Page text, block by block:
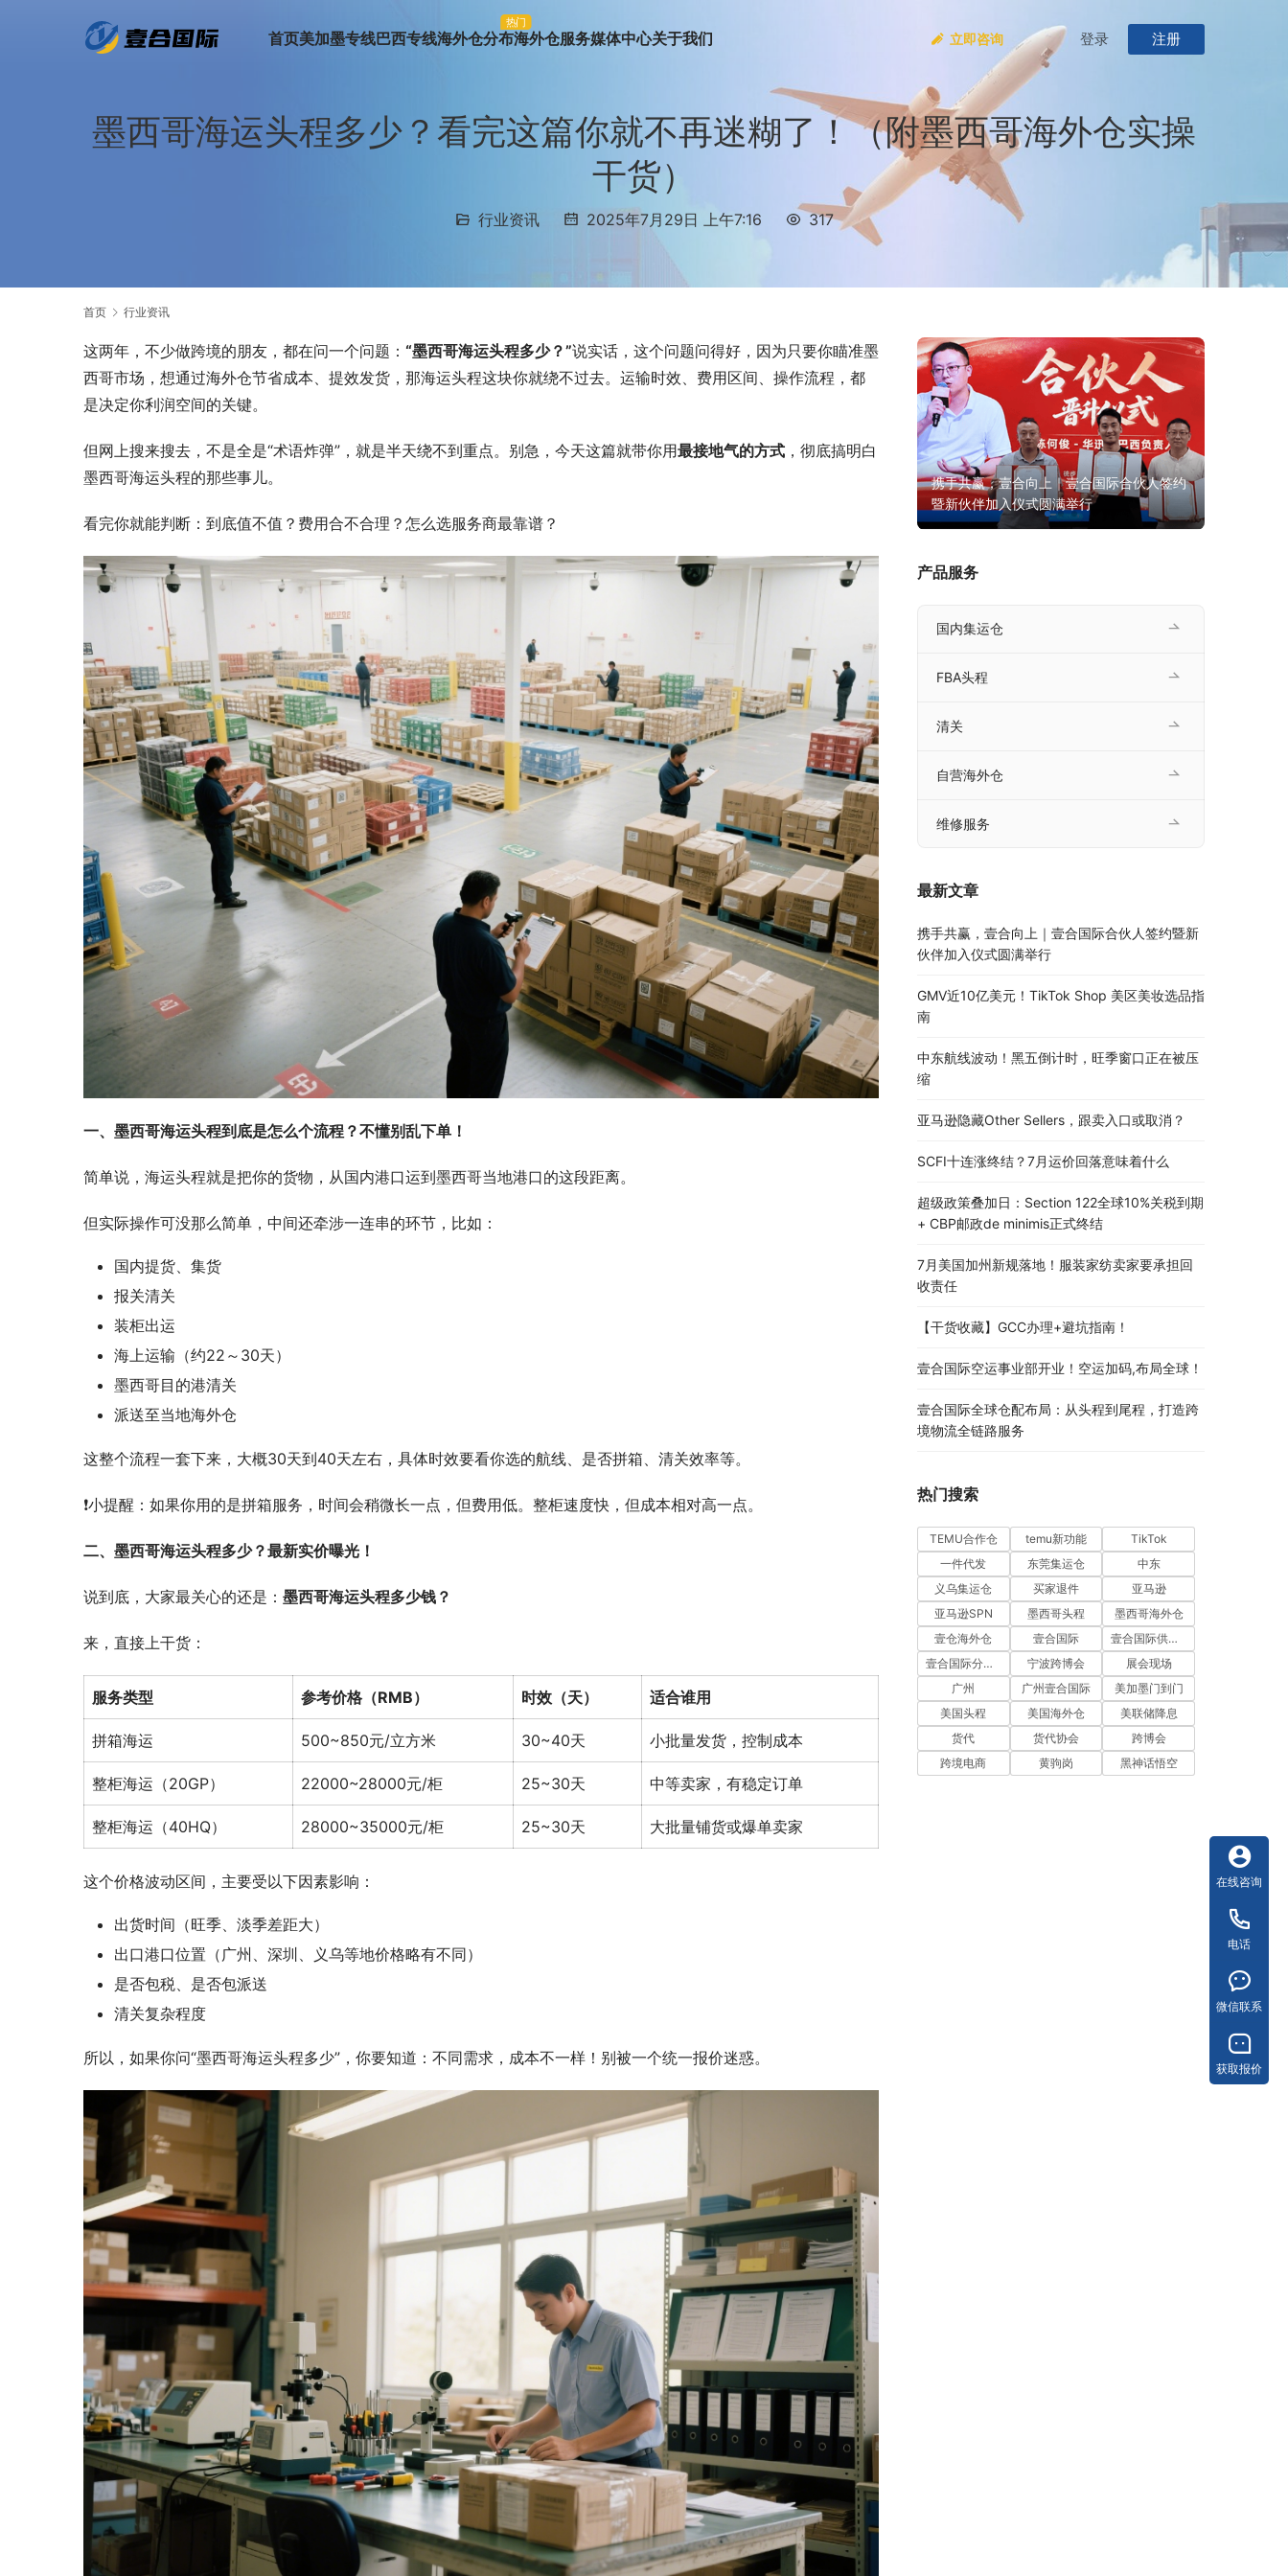
首页美加墨专线巴西专线海外仓分布
热门
海外仓服务媒体中心关于我们 立即咨询 登录 注册
墨西哥海运头程多少？看完这篇你就不再迷糊了！（附墨西哥海外仓实操
干货）
行业资讯 2025年7月29日 上午7:16 317
首页 行业资讯
这两年，不少做跨境的朋友，都在问一个问题： “墨西哥海运头程多少？”说实话，这个问题问得好，因为只要你瞄准墨
西哥市场，想通过海外仓节省成本、提效发货，那海运头程这块你就绕不过去。运输时效、费用区间、操作流程，都
是决定你利润空间的关键。
但网上搜来搜去，不是全是“术语炸弹”，就是半天绕不到重点。别急，今天这篇就带你用最接地气的方式 ，彻底搞明白
墨西哥海运头程的那些事儿。
看完你就能判断：到底值不值？费用合不合理？怎么选服务商最靠谱？
一、墨西哥海运头程到底是怎么个流程？不懂别乱下单！
简单说，海运头程就是把你的货物，从国内港口运到墨西哥当地港口的这段距离。
但实际操作可没那么简单，中间还牵涉一连串的环节，比如：
国内提货、集货
报关清关
装柜出运
海上运输（约22～30天）
墨西哥目的港清关
派送至当地海外仓
这整个流程一套下来，大概30天到40天左右，具体时效要看你选的航线、是否拼箱、清关效率等。
❗小提醒：如果你用的是拼箱服务，时间会稍微长一点，但费用低。整柜速度快，但成本相对高一点。
二、墨西哥海运头程多少？最新实价曝光！
说到底，大家最关心的还是： 墨西哥海运头程多少钱？
来，直接上干货：
服务类型 参考价格（RMB） 时效（天） 适合谁用
拼箱海运 500~850元/立方米 30~40天 小批量发货，控制成本
整柜海运（20GP） 22000~28000元/柜 25~30天 中等卖家，有稳定订单
整柜海运（40HQ） 28000~35000元/柜 25~30天 大批量铺货或爆单卖家
这个价格波动区间，主要受以下因素影响：
出货时间（旺季、淡季差距大）
出口港口位置（广州、深圳、义乌等地价格略有不同）
是否包税、是否包派送
清关复杂程度
所以，如果你问“墨西哥海运头程多少”，你要知道：不同需求，成本不一样！别被一个统一报价迷惑。
携手共赢，壹合向上｜壹合国际合伙人签约
暨新伙伴加入仪式圆满举行
产品服务
国内集运仓
FBA头程
清关
自营海外仓
维修服务
最新文章
携手共赢，壹合向上｜壹合国际合伙人签约暨新
伙伴加入仪式圆满举行
GMV近10亿美元！TikTok Shop 美区美妆选品指
南
中东航线波动！黑五倒计时，旺季窗口正在被压
缩
亚马逊隐藏Other Sellers，跟卖入口或取消？
SCFI十连涨终结？7月运价回落意味着什么
超级政策叠加日：Section 122全球10%关税到期
+ CBP邮政de minimis正式终结
7月美国加州新规落地！服装家纺卖家要承担回
收责任
【干货收藏】GCC办理+避坑指南！
壹合国际空运事业部开业！空运加码,布局全球！
壹合国际全球仓配布局：从头程到尾程，打造跨
境物流全链路服务
热门搜索
TEMU合作仓 temu新功能
TikTok
一件代发
东莞集运仓
中东
义乌集运仓
买家退件
亚马逊
亚马逊SPN
墨西哥头程
墨西哥海外仓
壹仓海外仓
壹合国际
壹合国际供应链
壹合国际分公司开业
宁波跨博会
展会现场
广州
广州壹合国际
美加墨门到门
美国头程
美国海外仓
美联储降息
货代
货代协会
跨博会
跨境电商
黄驹岗 黑神话悟空
在线咨询
电话
微信联系
获取报价